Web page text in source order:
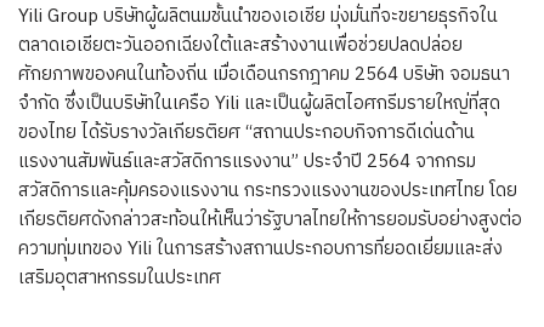
Yili Group บริษัทผู้ผลิตนมชั้นนำของเอเชีย มุ่งมั่นที่จะขยายธุรกิจใน
ตลาดเอเชียตะวันออกเฉียงใต้และสร้างงานเพื่อช่วยปลดปล่อย
ศักยภาพของคนในท้องถิ่น เมื่อเดือนกรกฎาคม 2564 บริษัท จอมธนา
จำกัด ซึ่งเป็นบริษัทในเครือ Yili และเป็นผู้ผลิตไอศกรีมรายใหญ่ที่สุด
ของไทย ได้รับรางวัลเกียรติยศ “สถานประกอบกิจการดีเด่นด้าน
แรงงานสัมพันธ์และสวัสดิการแรงงาน” ประจำปี 2564 จากกรม
สวัสดิการและคุ้มครองแรงงาน กระทรวงแรงงานของประเทศไทย โดย
เกียรติยศดังกล่าวสะท้อนให้เห็นว่ารัฐบาลไทยให้การยอมรับอย่างสูงต่อ
ความทุ่มเทของ Yili ในการสร้างสถานประกอบการที่ยอดเยี่ยมและส่ง
เสริมอุตสาหกรรมในประเทศ